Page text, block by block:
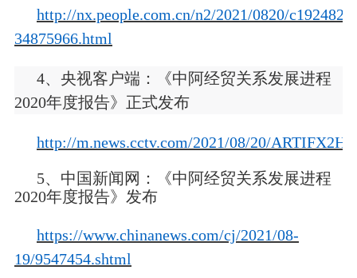
http://nx.people.com.cn/n2/2021/0820/c192482-
34875966.html
4、央视客户端：《中阿经贸关系发展进程
2020年度报告》正式发布
http://m.news.cctv.com/2021/08/20/
5、中国新闻网：《中阿经贸关系发展进程
2020年度报告》发布
https://www.chinanews.com/cj/2021/08-
19/9547454.shtml